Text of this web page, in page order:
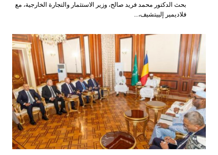
بحث الدكتور محمد فريد صالح، وزير الاستثمار والتجارة الخارجية، مع
فلاديمير إلييتشيف،…